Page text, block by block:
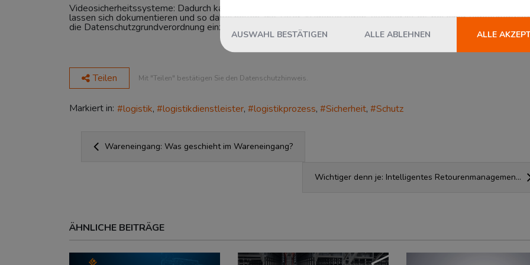
Videosicherheitssysteme: Dadurch kann ein ausgelöster Sicherheitsalarm verifiziert werden, eventuelle Straftaten
lassen sich dokumentieren und so dabei helfen, die Täter zu identifizieren. Wichtig ist es, bei einer
die Datenschutzgrundverordnung einzuhalten, da personenbezogene Daten erhoben werden.
Teilen Mit "Teilen" bestätigen Sie den Datenschutzhinweis.
Markiert in: logistik logistikdienstleister logistikprozess Sicherheit Schutz
Wareneingang: Was geschieht im Wareneingang?
Wichtiger denn je: Intelligentes Retourenmanagemen...
ÄHNLICHE BEITRÄGE
AUSWAHL BESTÄTIGEN ALLE ABLEHNEN ALLE